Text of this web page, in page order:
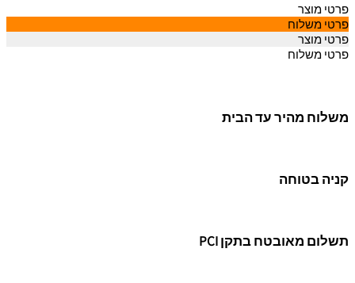
פרטי מוצר
פרטי משלוח
פרטי מוצר
פרטי משלוח
משלוח מהיר עד הבית
קניה בטוחה
תשלום מאובטח בתקן PCI